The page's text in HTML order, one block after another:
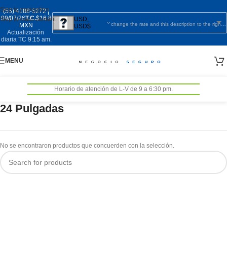
Skip to navigation
Skip to main content
(55) 4188-5272|
09/07/26T.C.$16.8
MXN
Actualización
diaria TC 9:15 am.
USD,
USD$
MENU
Horario de atención de L-V de 9 a 6:30 pm.
24 Pulgadas
No se encontraron productos que concuerden con la selección.